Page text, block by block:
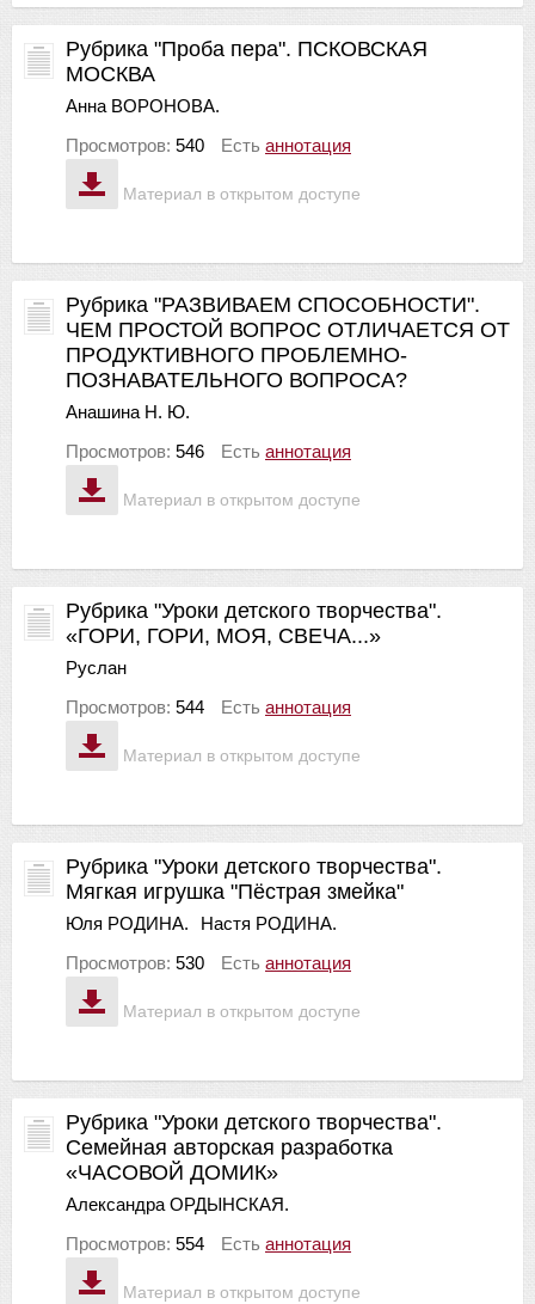
Материал в открытом доступе
Рубрика "Проба пера". ПСКОВСКАЯ
МОСКВА
Анна ВОРОНОВА.
Просмотров: 540 Есть аннотация
Материал в открытом доступе
Рубрика "РАЗВИВАЕМ СПОСОБНОСТИ".
ЧЕМ ПРОСТОЙ ВОПРОС ОТЛИЧАЕТСЯ ОТ
ПРОДУКТИВНОГО ПРОБЛЕМНО-
ПОЗНАВАТЕЛЬНОГО ВОПРОСА?
Анашина Н. Ю.
Просмотров: 546 Есть аннотация
Материал в открытом доступе
Рубрика "Уроки детского творчества".
«ГОРИ, ГОРИ, МОЯ, СВЕЧА...»
Руслан
Просмотров: 544 Есть аннотация
Материал в открытом доступе
Рубрика "Уроки детского творчества".
Мягкая игрушка "Пёстрая змейка"
Юля РОДИНА.
Настя РОДИНА.
Просмотров: 530 Есть аннотация
Материал в открытом доступе
Рубрика "Уроки детского творчества".
Семейная авторская разработка
«ЧАСОВОЙ ДОМИК»
Александра ОРДЫНСКАЯ.
Просмотров: 554 Есть аннотация